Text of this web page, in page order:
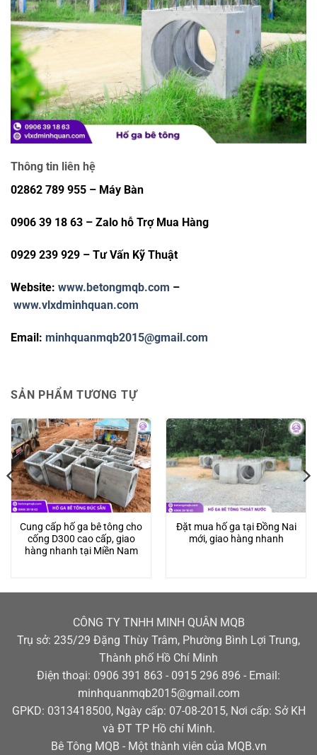
Thông tin liên hệ
02862 789 955 – Máy Bàn
0906 39 18 63 – Zalo hỗ Trợ Mua Hàng
0929 239 929 – Tư Vấn Kỹ Thuật
Website: www.betongmqb.com –
www.vlxdminhquan.com
Email: minhquanmqb2015@gmail.com
SẢN PHẨM TƯƠNG TỰ
Cung cấp hố ga bê tông cho
cống D300 cao cấp, giao
hàng nhanh tại Miền Nam
Đặt mua hố ga tại Đồng Nai
mới, giao hàng nhanh
CÔNG TY TNHH MINH QUÂN MQB
Trụ sở: 235/29 Đặng Thùy Trâm, Phường Bình Lợi Trung,
Thành phố Hồ Chí Minh
Điện thoại: 0906 391 863 - 0915 296 896 - Email:
minhquanmqb2015@gmail.com
GPKD: 0313418500, Ngày cấp: 07-08-2015, Nơi cấp: Sở KH
và ĐT TP Hồ chí Minh.
Bê Tông MQB - Một thành viên của MQB.vn